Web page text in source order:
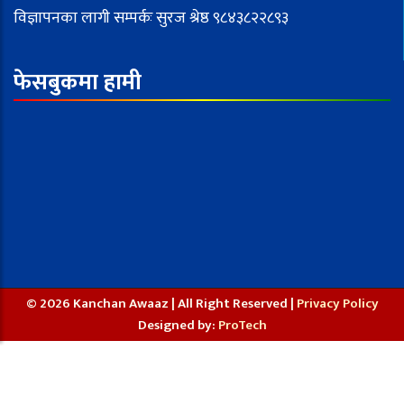
विज्ञापनका लागी सम्पर्कः सुरज श्रेष्ठ ९८४३८२२८९३
फेसबुकमा हामी
© 2026 Kanchan Awaaz | All Right Reserved | Privacy Policy
Designed by: ProTech